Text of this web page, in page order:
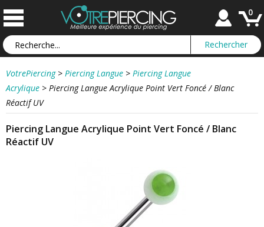
0
VotrePiercing > Piercing Langue > Piercing Langue
Acrylique > Piercing Langue Acrylique Point Vert Foncé / Blanc
Réactif UV
Piercing Langue Acrylique Point Vert Foncé / Blanc
Réactif UV